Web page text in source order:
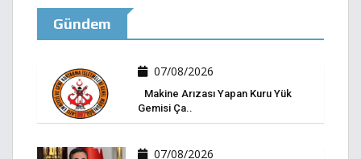
Gündem
07/08/2026
Makine Arızası Yapan Kuru Yük
Gemisi Ça..
07/08/2026